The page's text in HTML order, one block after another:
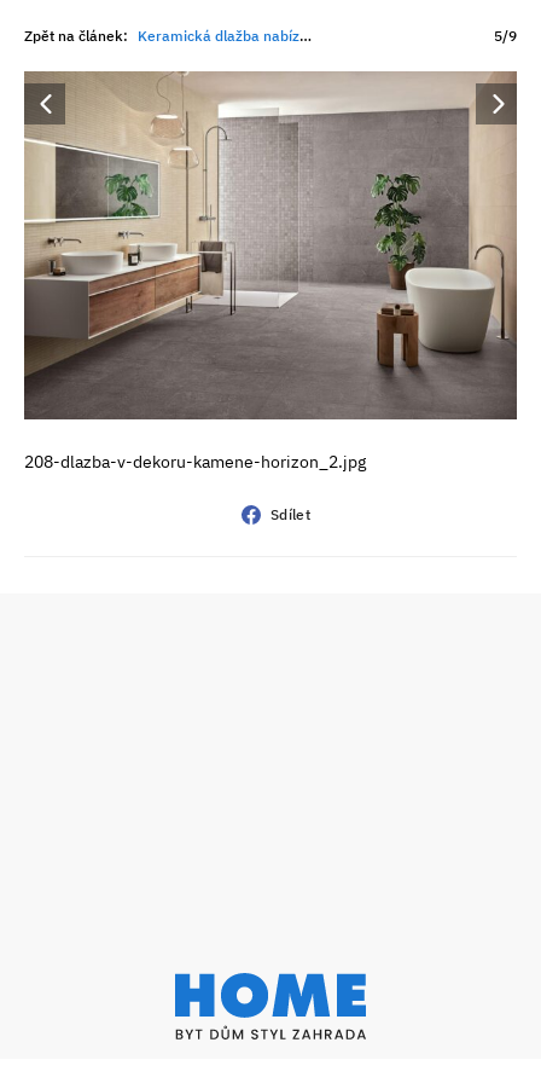
Zpět na článek: Keramická dlažba nabízí krásný design a dokonalou symbiózu s podlahovým vytápěním 5/9
208-dlazba-v-dekoru-kamene-horizon_2.jpg
Sdílet